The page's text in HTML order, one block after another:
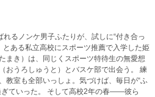
れるノンケ男子ふたりが、試しに“付き合っ
まき）は、同じくスポーツ特待生の無愛想
おうろしゅうと）とバスケ部で出会う。 練
教室も全部いっしょ。気づけば、毎日が“ふ
して高校2年の春――彼ら